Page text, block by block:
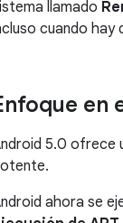
llamado
cuando hay
en
5.0 ofrece
ahora se